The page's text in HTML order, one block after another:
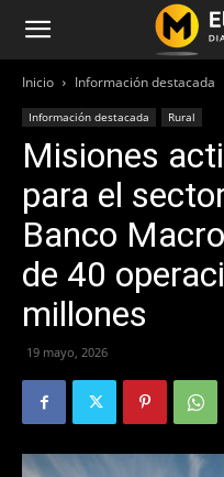
Inicio Información destacada
Información destacada Rural
Misiones
para el
Banco
de 40
millones
19 mayo, 2026